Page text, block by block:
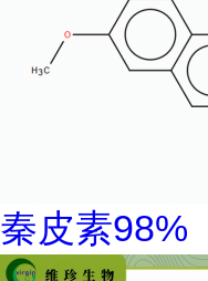
秦皮素98%